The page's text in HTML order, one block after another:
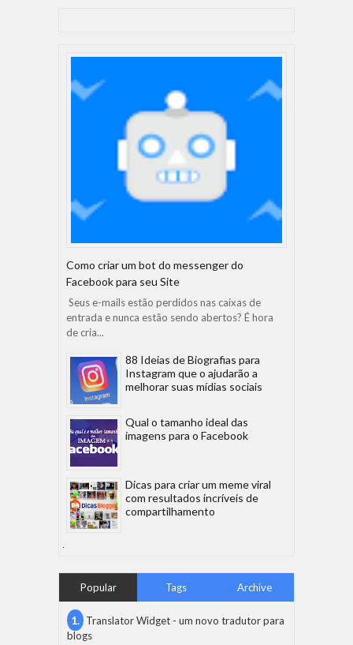
Como criar um bot do messenger do
Facebook para seu Site
Seus e-mails estão perdidos nas caixas de
entrada e nunca estão sendo abertos? É hora
de cria...
88 Ideias de Biografias para
Instagram que o ajudarão a
melhorar suas mídias sociais
Qual o tamanho ideal das
imagens para o Facebook
Dicas para criar um meme viral
com resultados incríveis de
compartilhamento
Popular Tags Archive
Translator Widget - um novo tradutor para
blogs